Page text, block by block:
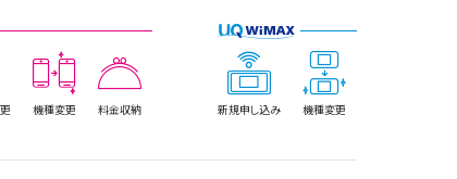
機種変更 料金収納 新規申し込み 機種変更